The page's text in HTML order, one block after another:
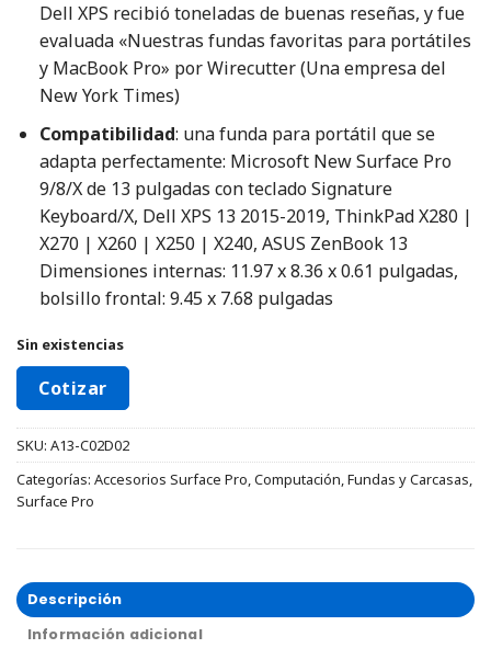
Dell XPS recibió toneladas de buenas reseñas, y fue
evaluada «Nuestras fundas favoritas para portátiles
y MacBook Pro» por Wirecutter (Una empresa del
New York Times)
Compatibilidad: una funda para portátil que se
adapta perfectamente: Microsoft New Surface Pro
9/8/X de 13 pulgadas con teclado Signature
Keyboard/X, Dell XPS 13 2015-2019, ThinkPad X280 |
X270 | X260 | X250 | X240, ASUS ZenBook 13
Dimensiones internas: 11.97 x 8.36 x 0.61 pulgadas,
bolsillo frontal: 9.45 x 7.68 pulgadas
Sin existencias
Cotizar
SKU: A13-C02D02
Categorías: Accesorios Surface Pro,Computación,Fundas y Carcasas,
Surface Pro
Descripción
Información adicional